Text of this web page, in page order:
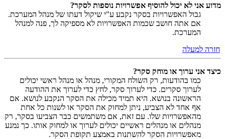
מדוע אני לא יכול להוסיף אפשרויות נוספות לסקר?
גבול האפשרויות בסקר נקבע ע"י שיקול דעתו של מנהל המערכת.
אם אתה חושב שכמות האפשרויות לא מספיקה לך, פנה למנהל
המערכת.
חזרה למעלה
כיצד אני ערוך או מוחק סקר?
כמו בהודעות, רק השולח המקורי, מנהל או מנהל ראשי יכולים
לערוך סקרים. כדי לערוך סקר, לחץ כדי לערוך את ההודעה
הראשונה בנושא. היא תמיד מכילה את הסקר הנקבע לנושא. אם
אף אחד לא הצביע, ניתן למחוק את הסקר או לשנות כל אחת
מהאפשרויות שלו. עם זאת, אם משתמשים כבר הצביעו בסקר, רק
מנהלים או מנהלים ראשיים יכולים לערוך או למחוק אותו. כך נמנע
מאפשרויות הסקר להשתנות באמצע תקופת הסקר.